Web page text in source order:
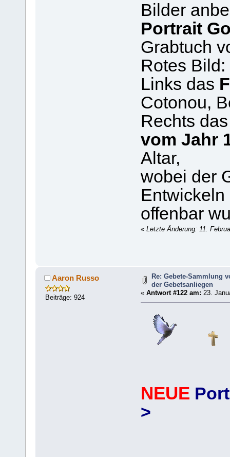
Bilder
Portrait
Grabtuch
Rotes Bild:
Links das
Cotonou,
Rechts das
vom Jahr
Altar,
wobei der
Entwickeln
offenbar
« Letzte Änderung: 11.
Aaron Russo
Beiträge: 924
Re: Gebete-Sammlung
der Gebetsanliegen
« Antwort #122 am: 23.
NEUE
>